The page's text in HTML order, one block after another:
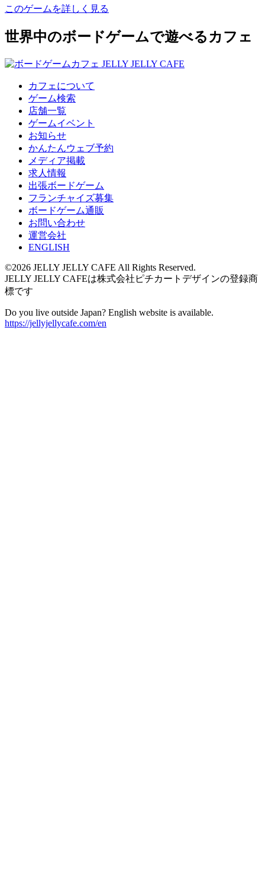
このゲームを詳しく見る
世界中のボードゲームで遊べるカフェ
カフェについて
ゲーム検索
店舗一覧
ゲームイベント
お知らせ
かんたんウェブ予約
メディア掲載
求人情報
出張ボードゲーム
フランチャイズ募集
ボードゲーム通販
お問い合わせ
運営会社
ENGLISH
©2026 JELLY JELLY CAFE All Rights Reserved.
JELLY JELLY CAFEは株式会社ピチカートデザインの登録商
標です
Do you live outside Japan? English website is available.
https://jellyjellycafe.com/en